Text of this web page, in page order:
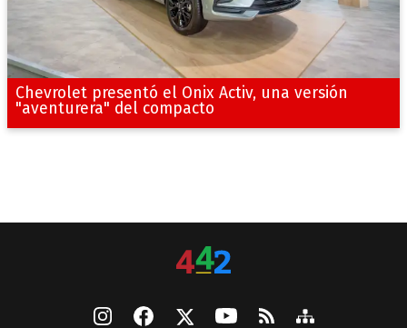
Chevrolet presentó el Onix Activ, una versión
"aventurera" del compacto